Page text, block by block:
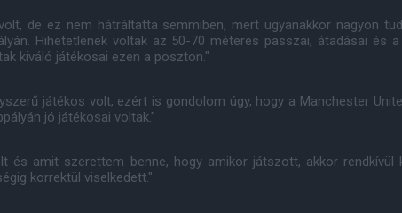
de ez nem hátráltatta semmiben, mert ugyanakkor nagyon
Hihetetlenek voltak az 50-70 méteres passzai, átadásai és
kiváló játékosai ezen a poszton."
játékos volt, ezért is gondolom úgy, hogy a Manchester
jó játékosai voltak."
és amit szerettem benne, hogy amikor játszott, akkor rendkívül
korrektül viselkedett."